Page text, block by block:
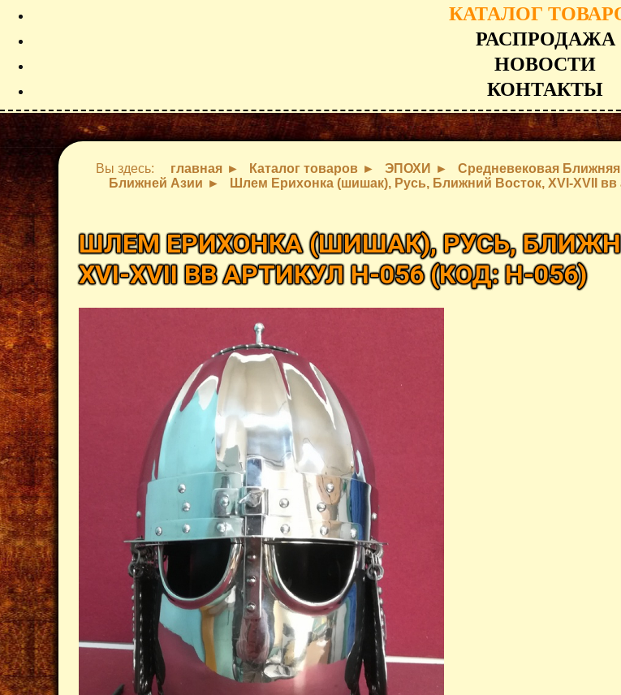
КАТАЛОГ
РАСПРОДАЖА
НОВОСТИ
КОНТАКТЫ
Вы здесь: главная Каталог товаров ЭПОХИ Средневековая
Ближней Азии
Шлем Ерихонка (шишак), Русь, Ближний Восток, XVI-XVII вв
ШЛЕМ ЕРИХОНКА (ШИШАК), РУСЬ,
XVI-XVII ВВ АРТИКУЛ H-056(КОД:H-056)